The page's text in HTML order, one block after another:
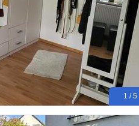
1 / 5